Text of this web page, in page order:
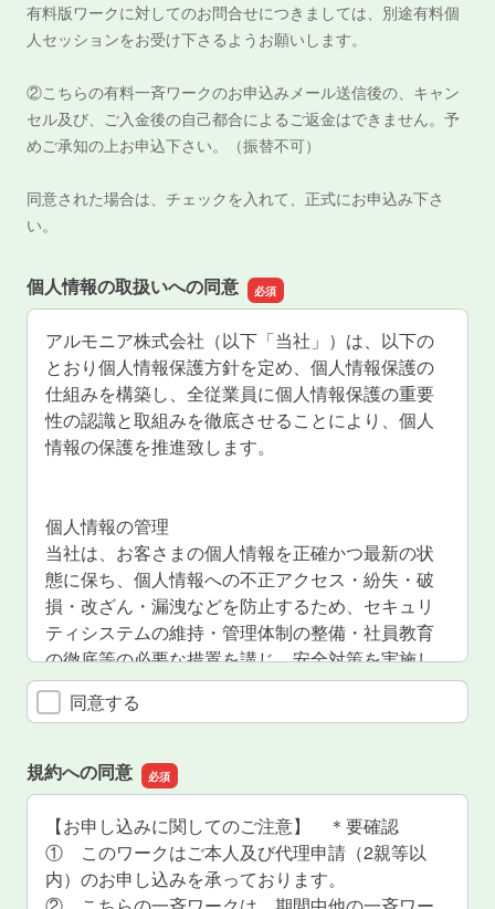
有料版ワークに対してのお問合せにつきましては、別途有料個
人セッションをお受け下さるようお願いします。
②こちらの有料一斉ワークのお申込みメール送信後の、キャン
セル及び、ご入金後の自己都合によるご返金はできません。予
めご承知の上お申込下さい。（振替不可）
同意された場合は、チェックを入れて、正式にお申込み下さ
い。
個人情報の取扱いへの同意
アルモニア株式会社（以下「当社」）は、以下の
とおり個人情報保護方針を定め、個人情報保護の
仕組みを構築し、全従業員に個人情報保護の重要
性の認識と取組みを徹底させることにより、個人
情報の保護を推進致します。
個人情報の管理
当社は、お客さまの個人情報を正確かつ最新の状
態に保ち、個人情報への不正アクセス・紛失・破
損・改ざん・漏洩などを防止するため、セキュリ
ティシステムの維持・管理体制の整備・社員教育
の徹底等の必要な措置を講じ、安全対策を実施し
個人情報の厳重な管理を行ないます。
お客さまからお預かりした個人情報は、個人情報
を以下の利用目的の達成に必要な範囲内で、利用
致します。以下に定めのない目的で個人情報を利
用する場合、あらかじめご本人の同意を得た上で
行います。
•お見積のご依頼・ご相談に対する回答及び資料送
同意する
規約への同意
【お申し込みに関してのご注意】 ＊要確認
① このワークはご本人及び代理申請（2親等以
内）のお申し込みを承っております。